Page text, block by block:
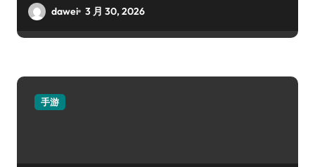
dawei 3 月 30, 2026
手游